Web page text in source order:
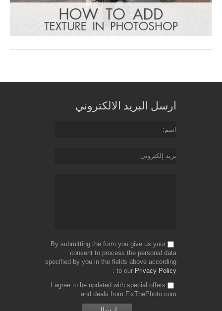
ارسل البريد الالكتروني
اسم
بريد إلكتروني
By submitting the form you give us your
consent to process the personal data
specified by you in the fields above according
to our Privacy Policy
I agree to be updated with special offers
and deals from FixThePhoto.com